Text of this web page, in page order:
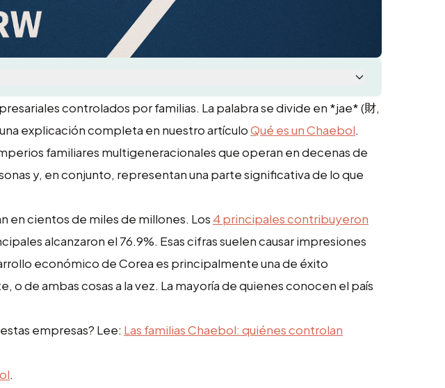
controlados por familias. La palabra se divide en *jae* (財,
explicación completa en nuestro artículoQué es un Chaebol.
familiares multigeneracionales que operan en decenas de
y, en conjunto, representan una parte significativa de lo que
en cientos de miles de millones. Los 4 principales contribuyeron
alcanzaron el 76.9%. Esas cifras suelen causar impresiones
económico de Corea es principalmente una de éxito
de ambas cosas a la vez. La mayoría de quienes conocen el país
empresas? Lee: Las familias Chaebol: quiénes controlan
.